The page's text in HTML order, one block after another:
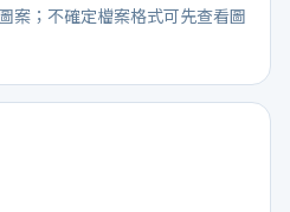
案；不確定檔案格式可先查看圖